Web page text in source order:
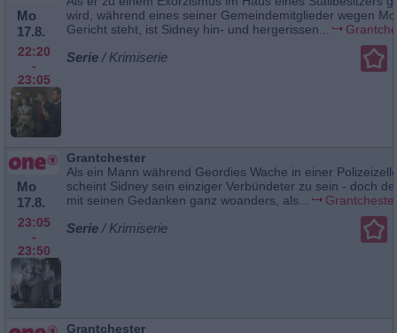
Mo
17.8.
22:20
-
23:05
wird, während eines seiner Gemeindemitglieder wegen
Gericht steht, ist Sidney hin- und hergerissen...
Serie / Krimiserie
Mo
17.8.
23:05
-
23:50
Grantchester
Als ein Mann während Geordies Wache in einer
scheint Sidney sein einziger Verbündeter zu sein - doch
mit seinen Gedanken ganz woanders, als...
Serie / Krimiserie
Grantchester